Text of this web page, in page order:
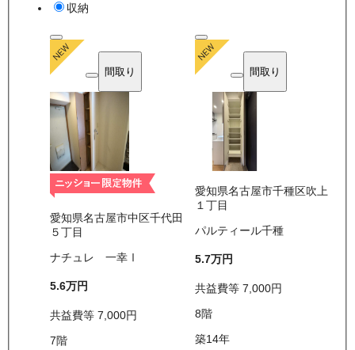
収納
間取り
愛知県名古屋市中区千代田
５丁目
ナチュレ 一幸Ⅰ
5.6万円
共益費等 7,000円
7階
間取り
愛知県名古屋市千種区吹上
１丁目
パルティール千種
5.7万円
共益費等7,000円
8階
築14年